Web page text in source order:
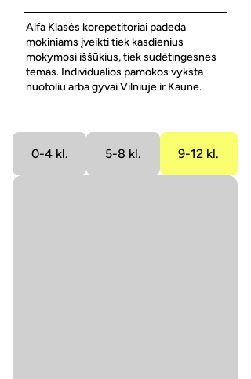
Alfa Klasės korepetitoriai padeda
mokiniams įveikti tiek kasdienius
mokymosi iššūkius, tiek sudėtingesnes
temas. Individualios pamokos vyksta
nuotoliu arba gyvai Vilniuje ir Kaune.
0-4 kl. 5-8 kl. 9-12 kl.